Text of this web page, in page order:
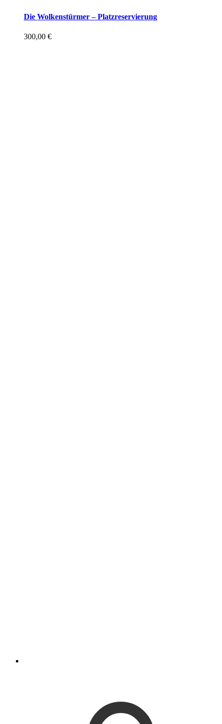
Die Wolkenstürmer – Platzreservierung
300,00 €